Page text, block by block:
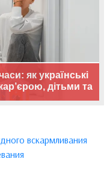
як українські
дітьми та
вскармливания